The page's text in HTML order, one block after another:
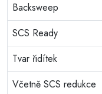
Backsweep
SCS Ready
Tvar řidítek
Včetně SCS redukce